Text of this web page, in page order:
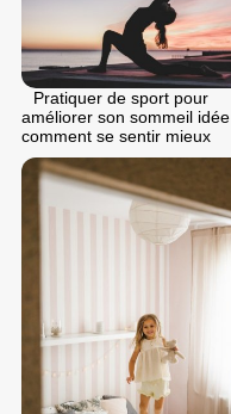
Pratiquer de sport pour
améliorer son sommeil idée
comment se sentir mieux